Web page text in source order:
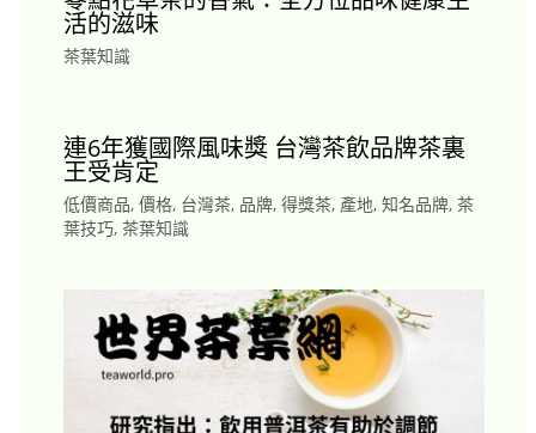
活的滋味
茶葉知識
連6年獲國際風味獎 台灣茶飲品牌茶裏
王受肯定
低價商品, 價格, 台灣茶, 品牌, 得獎茶, 產地, 知名品牌, 茶
葉技巧, 茶葉知識